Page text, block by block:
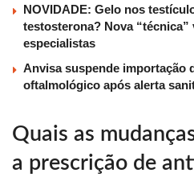
NOVIDADE: Gelo nos
testosterona? Nova
especialistas
Anvisa suspende importação
oftalmológico após alerta
Quais as
a prescrição de